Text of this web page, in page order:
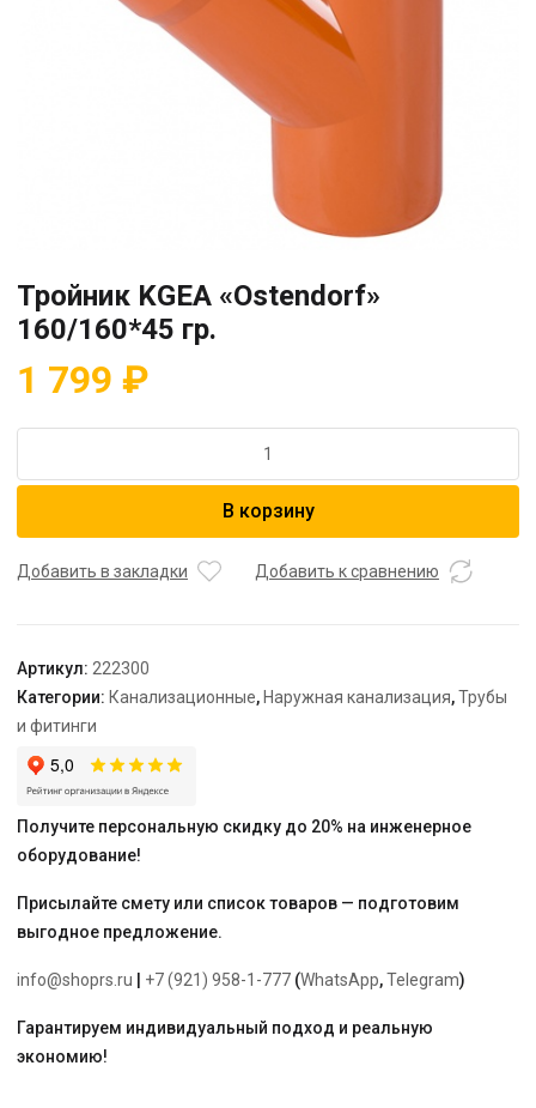
Тройник KGEA «Ostendorf»
160/160*45 гр.
1 799 ₽
Тройник
160/160*45
В корзину
Добавить в закладки Добавить к сравнению
Артикул: 222300
Категории: Канализационные, Наружная канализация,Трубы
и фитинги
Получите персональную скидку до 20% на инженерное
оборудование!
Присылайте смету или список товаров — подготовим
выгодное предложение.
info@shoprs.ru +7 (921) 958-1-777 (WhatsApp,Telegram)
Гарантируем индивидуальный подход и реальную
экономию!